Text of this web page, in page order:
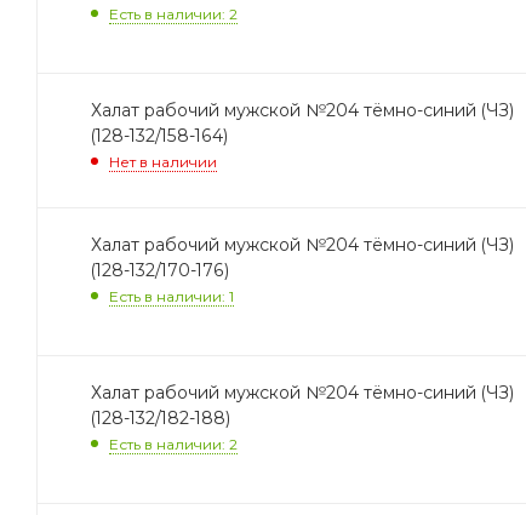
Есть в наличии: 2
Халат рабочий мужской №204 тёмно-синий (ЧЗ)
(128-132/158-164)
Нет в наличии
Халат рабочий мужской №204 тёмно-синий (ЧЗ)
(128-132/170-176)
Есть в наличии: 1
Халат рабочий мужской №204 тёмно-синий (ЧЗ)
(128-132/182-188)
Есть в наличии: 2